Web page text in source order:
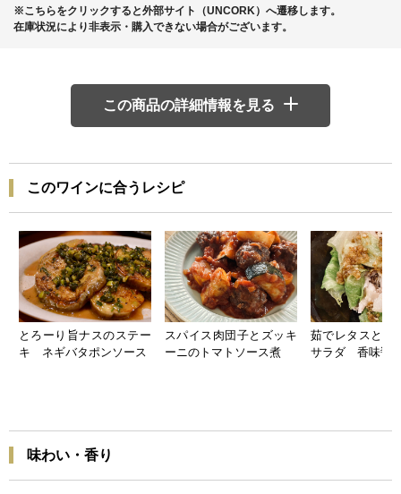
※こちらをクリックすると外部サイト（UNCORK）へ遷移します。
在庫状況により非表示・購入できない場合がございます。
この商品の詳細情報を見る
このワインに合うレシピ
とろーり旨ナスのステー
キ ネギバタポンソース
スパイス肉団子とズッキ
ーニのトマトソース煮
茹でレタスと豚
サラダ 香味醤
味わい・香り